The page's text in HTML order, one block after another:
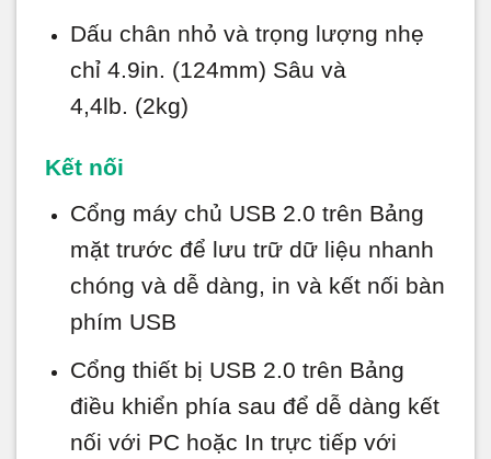
Dấu chân nhỏ và trọng lượng nhẹ
chỉ 4.9in. (124mm) Sâu và
4,4lb. (2kg)
Kết nối
Cổng máy chủ USB 2.0 trên Bảng
mặt trước để lưu trữ dữ liệu nhanh
chóng và dễ dàng, in và kết nối bàn
phím USB
Cổng thiết bị USB 2.0 trên Bảng
điều khiển phía sau để dễ dàng kết
nối với PC hoặc In trực tiếp với